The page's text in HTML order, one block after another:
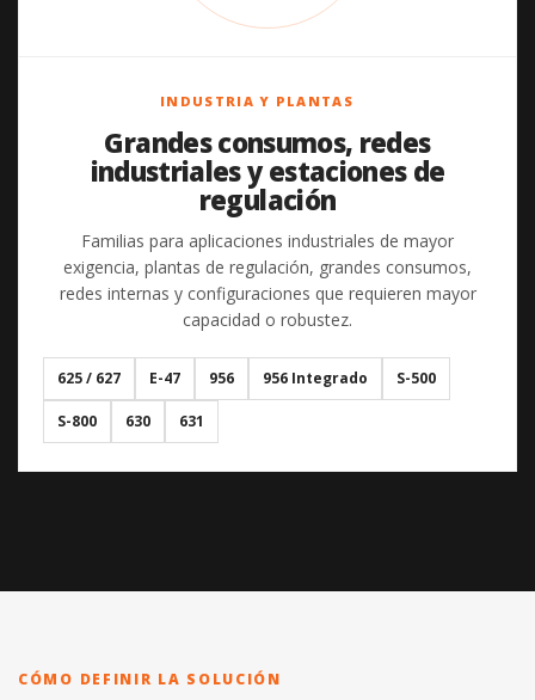
INDUSTRIA Y PLANTAS
Grandes consumos, redes
industriales y estaciones de
regulación
Familias para aplicaciones industriales de mayor
exigencia, plantas de regulación, grandes consumos,
redes internas y configuraciones que requieren mayor
capacidad o robustez.
625 / 627 E-47 956 956 Integrado S-500
S-800 630 631
CÓMO DEFINIR LA SOLUCIÓN